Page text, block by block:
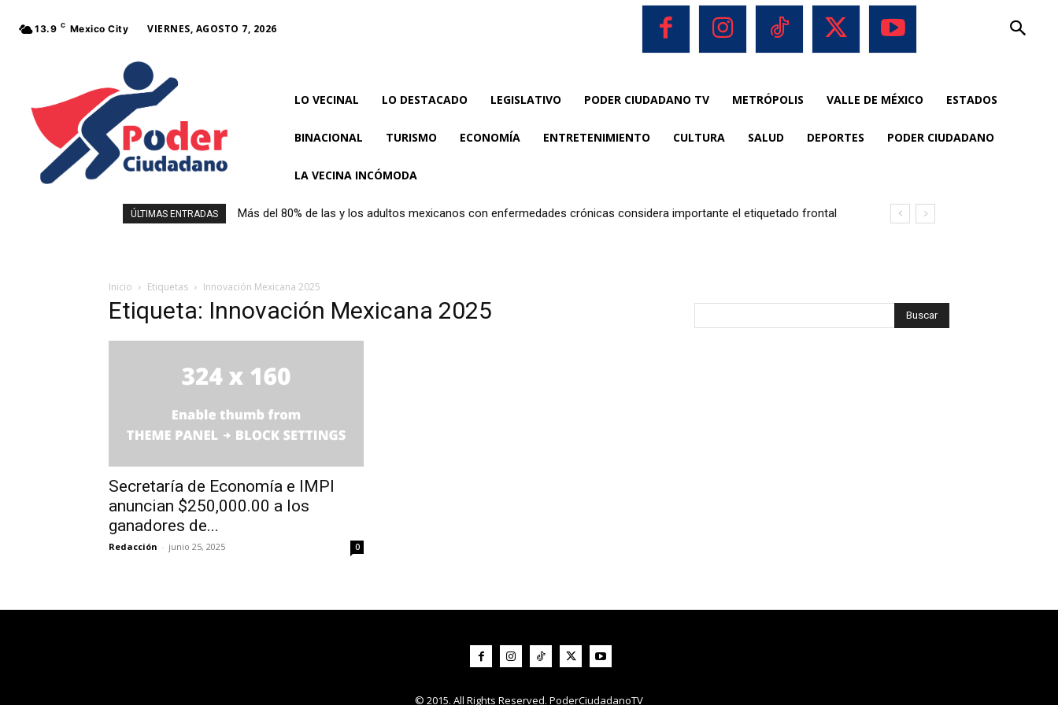
13.9 C Mexico City VIERNES, AGOSTO 7, 2026
LO VECINAL LO DESTACADO LEGISLATIVO PODER CIUDADANO TV METRÓPOLIS VALLE DE MÉXICO ESTADOS
BINACIONAL TURISMO ECONOMÍA ENTRETENIMIENTO CULTURA SALUD DEPORTES PODER CIUDADANO
LA VECINA INCÓMODA
ÚLTIMAS ENTRADAS
Más del 80% de las y los adultos mexicanos con enfermedades crónicas considera importante el etiquetado frontal
Inicio Etiquetas Innovación Mexicana 2025
Etiqueta: Innovación Mexicana 2025
Secretaría de Economía e IMPI
anuncian $250,000.00 a los
ganadores de...
Redacción - junio 25, 2025 0
© 2015. All Rights Reserved. PoderCiudadanoTV